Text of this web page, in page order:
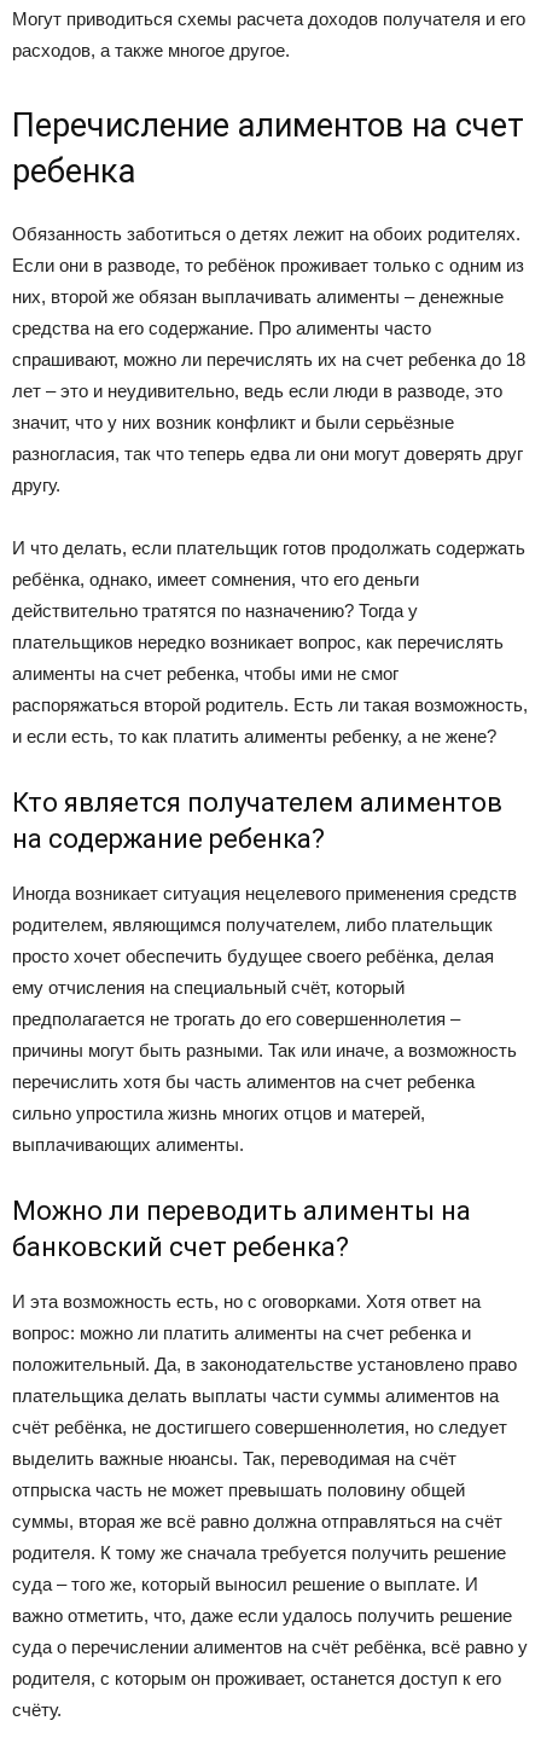
Могут приводиться схемы расчета доходов получателя и его
расходов, а также многое другое.
Перечисление алиментов на счет
ребенка
Обязанность заботиться о детях лежит на обоих родителях.
Если они в разводе, то ребёнок проживает только с одним из
них, второй же обязан выплачивать алименты – денежные
средства на его содержание. Про алименты часто
спрашивают, можно ли перечислять их на счет ребенка до 18
лет – это и неудивительно, ведь если люди в разводе, это
значит, что у них возник конфликт и были серьёзные
разногласия, так что теперь едва ли они могут доверять друг
другу.
И что делать, если плательщик готов продолжать содержать
ребёнка, однако, имеет сомнения, что его деньги
действительно тратятся по назначению? Тогда у
плательщиков нередко возникает вопрос, как перечислять
алименты на счет ребенка, чтобы ими не смог
распоряжаться второй родитель. Есть ли такая возможность,
и если есть, то как платить алименты ребенку, а не жене?
Кто является получателем алиментов
на содержание ребенка?
Иногда возникает ситуация нецелевого применения средств
родителем, являющимся получателем, либо плательщик
просто хочет обеспечить будущее своего ребёнка, делая
ему отчисления на специальный счёт, который
предполагается не трогать до его совершеннолетия –
причины могут быть разными. Так или иначе, а возможность
перечислить хотя бы часть алиментов на счет ребенка
сильно упростила жизнь многих отцов и матерей,
выплачивающих алименты.
Можно ли переводить алименты на
банковский счет ребенка?
И эта возможность есть, но с оговорками. Хотя ответ на
вопрос: можно ли платить алименты на счет ребенка и
положительный. Да, в законодательстве установлено право
плательщика делать выплаты части суммы алиментов на
счёт ребёнка, не достигшего совершеннолетия, но следует
выделить важные нюансы. Так, переводимая на счёт
отпрыска часть не может превышать половину общей
суммы, вторая же всё равно должна отправляться на счёт
родителя. К тому же сначала требуется получить решение
суда – того же, который выносил решение о выплате. И
важно отметить, что, даже если удалось получить решение
суда о перечислении алиментов на счёт ребёнка, всё равно у
родителя, с которым он проживает, останется доступ к его
счёту.